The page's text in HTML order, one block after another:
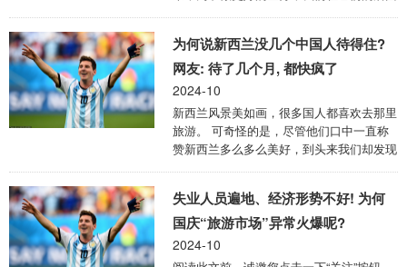
走出酒店，左转右转，随便哪个方向都 ...
还同在同一个州，非洲同处一个盆地，非洲
刚果盆地，尽管它们相同的地方有很多，但
是它们的命运却各不相同。 刚果金位于非
洲中部，西邻大西洋，东南与赞比亚安哥拉
接壤，北与中非共和国苏丹和南苏丹接壤，
刚果金的地理位置非常重要，因为它位于非
洲中部地区的心脏地带，刚果金的地形以高
原和盆地为主，境内拥有非洲最大的河流刚
果河及 ...
为何说新西兰没几个中国人待得住?
网友: 待了几个月, 都快疯了
2024-10
新西兰风景美如画，很多国人都喜欢去那里
旅游。 可奇怪的是，尽管他们口中一直称
赞新西兰多么多么美好，到头来我们却发现
们就纷纷买票回国，还说： “如果再待下
去，我就要疯了！” 那么，这究竟是怎么回
事呢？ 信息源：本文陈述所有内容皆有可
靠信息来源赘述在文章结尾，请理性观看
失业人员遍地、经济形势不好! 为何
国庆“旅游市场”异常火爆呢?
2024-10